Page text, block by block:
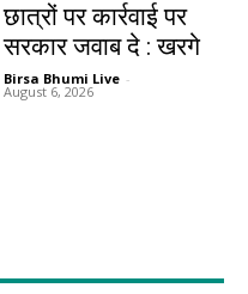
छात्रों पर कार्रवाई पर
सरकार जवाब दे : खरगे
Birsa Bhumi Live -
August 6, 2026